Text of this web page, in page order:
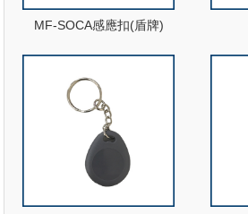
MF-SOCA感應扣(盾牌)